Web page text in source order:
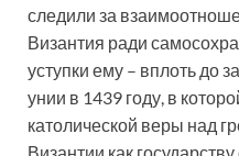
следили за
Византия ради
уступки ему – вплоть до
унии в 1439 году, в
католической веры над